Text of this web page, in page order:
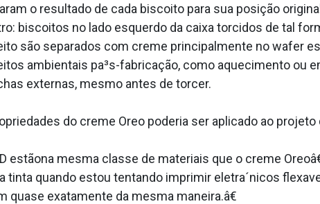
o resultado de cada biscoito para sua posição
biscoitos no lado esquerdo da caixa torcidos de tal
são separados com creme principalmente no wafer
ambientais pa³s-fabricação, como aquecimento ou
externas, mesmo antes de torcer.
do creme Oreo poderia ser aplicado ao
mesma classe de materiais que o creme
tinta quando estou tentando imprimir eletra´nicos
exatamente da mesma maneira.â€